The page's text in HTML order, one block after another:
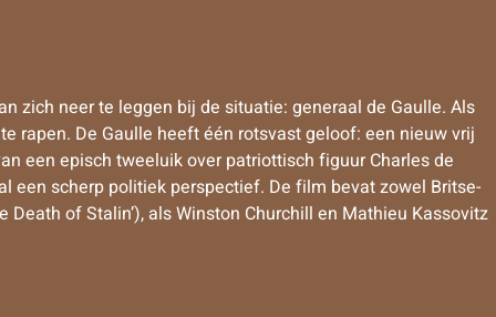
zich neer te leggen bij de situatie: generaal de Gaulle. Als
rapen. De Gaulle heeft één rotsvast geloof: een nieuw vrij
een episch tweeluik over patriottisch figuur Charles de
een scherp politiek perspectief. De film bevat zowel Britse-
Death of Stalin’), als Winston Churchill en Mathieu Kassovitz